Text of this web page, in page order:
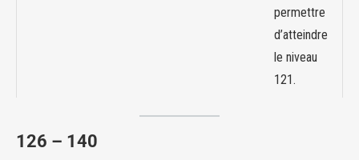
permettre
d’atteindre
le niveau
121.
126 – 140